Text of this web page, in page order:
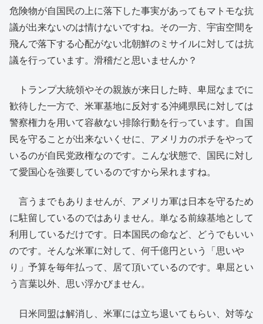
危険物が自国民の上に落下した事実があってもマトモな抗
議が出来ないのは情けないですね。その一方、宇宙空間を
飛んで落下する心配がない北朝鮮のミサイルに対しては抗
議を行っています。滑稽だと思いませんか？
トランプ大統領やその親族が来日した時、卑屈なまでに
歓待した一方で、米軍基地に反対する沖縄県民に対しては
警察権力を用いて容赦ない排除行動を行っています。自国
民を守ることが出来ないくせに、アメリカのポチをやって
いるのが自民党政権なのです。こんな状態で、国民に対し
て愛国心を強要しているのですから呆れますね。
言うまでもありませんが、アメリカ軍は日本を守るため
に駐留しているのではありません。単なる前線基地として
利用しているだけです。日本国民の命など、どうでもいい
のです。そんな米軍に対して、何千億円という「思いや
り」予算を毎年払って、居て頂いているのです。卑屈とい
う言葉以外、思い浮かびません。
日米同盟は解消し、米軍には立ち退いてもらい、対等な